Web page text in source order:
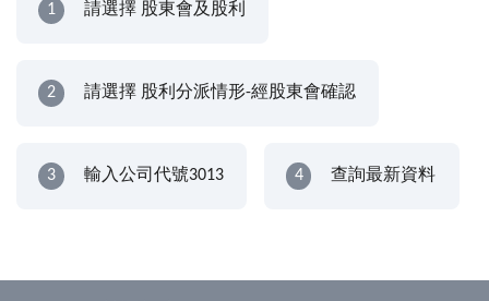
1 請選擇 股東會及股利
2 請選擇 股利分派情形-經股東會確認
3 輸入公司代號3013 4 查詢最新資料